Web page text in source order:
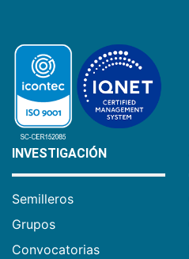
INVESTIGACIÓN
Semilleros
Grupos
Convocatorias